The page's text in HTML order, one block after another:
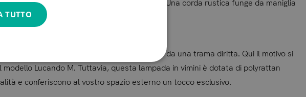
essere collocata ovunque senza problemi. Una corda rustica funge da maniglia
S è caratterizzato da un polyrattan nero e da una trama diritta. Qui il motivo si
Lucando M. Tuttavia, questa lampada in vimini è dotata di polyrattan
e conferiscono al vostro spazio esterno un tocco esclusivo.
TUTTO